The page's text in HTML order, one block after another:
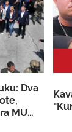
Dva
MUP-a